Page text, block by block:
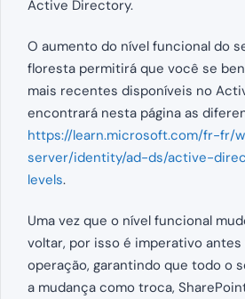
Active Directory.
O aumento do nível funcional do
floresta permitirá que você se
mais recentes disponíveis no
encontrará nesta página as
https://learn.microsoft.com/fr-fr/
server/identity/ad-ds/active-
levels.
Uma vez que o nível funcional
voltar, por isso é imperativo antes
operação, garantindo que todo o
a mudança como troca,